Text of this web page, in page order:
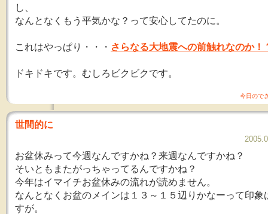
し、
なんとなくもう平気かな？って安心してたのに。
これはやっぱり・・・ さらなる大地震への前触れなのか！
ドキドキです。むしろビクビクです。
今日ので
世間的に
お盆休みって今週なんですかね？来週なんですかね？
そいともまたがっちゃってるんですかね？
今年はイマイチお盆休みの流れが読めません。
なんとなくお盆のメインは１３～１５辺りかなーって印象
すが。